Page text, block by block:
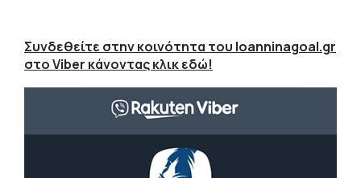
Συνδεθείτε στην κοινότητα του Ioanninagoal.gr
στο Viber κάνοντας κλικ εδώ!